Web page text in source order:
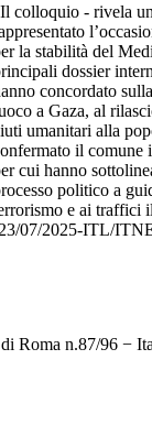
colloquio - rivela
la stabilità del
dossier
concordato
a Gaza, al
umanitari alla
il comune
cui hanno
politico a
e ai traffici
07/2025-ITL/
Roma n.87/96 −